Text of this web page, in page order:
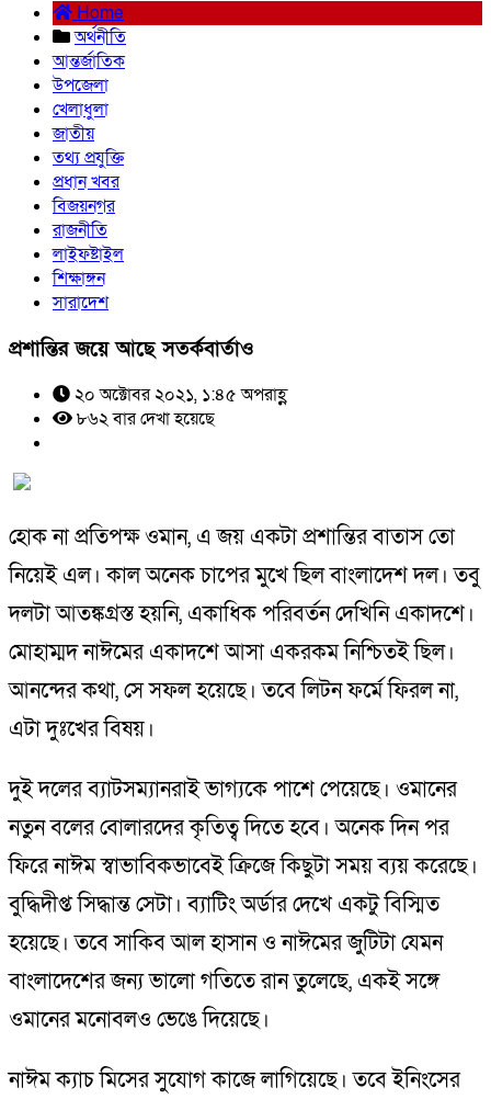
Home
অর্থনীতি
আন্তর্জাতিক
উপজেলা
খেলাধুলা
জাতীয়
তথ্য প্রযুক্তি
প্রধান খবর
বিজয়নগর
রাজনীতি
লাইফষ্টাইল
শিক্ষাঙ্গন
সারাদেশ
প্রশান্তির জয়ে আছে সতর্কবার্তাও
২০ অক্টোবর ২০২১, ১:৪৫ অপরাহ্ণ
৮৬২ বার দেখা হয়েছে
হোক না প্রতিপক্ষ ওমান, এ জয় একটা প্রশান্তির বাতাস তো
নিয়েই এল। কাল অনেক চাপের মুখে ছিল বাংলাদেশ দল। তবু
দলটা আতঙ্কগ্রস্ত হয়নি, একাধিক পরিবর্তন দেখিনি একাদশে।
মোহাম্মদ নাঈমের একাদশে আসা একরকম নিশ্চিতই ছিল।
আনন্দের কথা, সে সফল হয়েছে। তবে লিটন ফর্মে ফিরল না,
এটা দুঃখের বিষয়।
দুই দলের ব্যাটসম্যানরাই ভাগ্যকে পাশে পেয়েছে। ওমানের
নতুন বলের বোলারদের কৃতিত্ব দিতে হবে। অনেক দিন পর
ফিরে নাঈম স্বাভাবিকভাবেই ক্রিজে কিছুটা সময় ব্যয় করেছে।
বুদ্ধিদীপ্ত সিদ্ধান্ত সেটা। ব্যাটিং অর্ডার দেখে একটু বিস্মিত
হয়েছে। তবে সাকিব আল হাসান ও নাঈমের জুটিটা যেমন
বাংলাদেশের জন্য ভালো গতিতে রান তুলেছে, একই সঙ্গে
ওমানের মনোবলও ভেঙে দিয়েছে।
নাঈম ক্যাচ মিসের সুযোগ কাজে লাগিয়েছে। তবে ইনিংসের